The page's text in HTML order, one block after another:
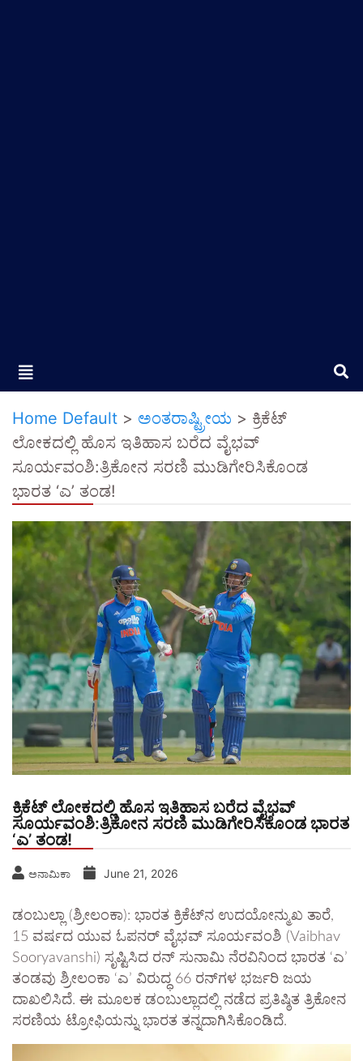
Home Default > ಅಂತರಾಷ್ಟ್ರೀಯ > ಕ್ರಿಕೆಟ್
ಲೋಕದಲ್ಲಿ ಹೊಸ ಇತಿಹಾಸ ಬರೆದ ವೈಭವ್
ಸೂರ್ಯವಂಶಿ:ತ್ರಿಕೋನ ಸರಣಿ ಮುಡಿಗೇರಿಸಿಕೊಂಡ
ಭಾರತ ‘ಎ’ ತಂಡ!
ಕ್ರಿಕೆಟ್ ಲೋಕದಲ್ಲಿ ಹೊಸ ಇತಿಹಾಸ ಬರೆದ ವೈಭವ್
ಸೂರ್ಯವಂಶಿ:ತ್ರಿಕೋನ ಸರಣಿ ಮುಡಿಗೇರಿಸಿಕೊಂಡ ಭಾರತ
‘ಎ’ ತಂಡ!
ಅನಾಮಿಕಾ June 21, 2026
​ಡಂಬುಲ್ಲಾ (ಶ್ರೀಲಂಕಾ): ಭಾರತ ಕ್ರಿಕೆಟ್‌ನ ಉದಯೋನ್ಮುಖ ತಾರೆ,
15 ವರ್ಷದ ಯುವ ಓಪನರ್ ವೈಭವ್ ಸೂರ್ಯವಂಶಿ (Vaibhav
Sooryavanshi) ಸೃಷ್ಟಿಸಿದ ರನ್ ಸುನಾಮಿ ನೆರವಿನಿಂದ ಭಾರತ ‘ಎ’
ತಂಡವು ಶ್ರೀಲಂಕಾ ‘ಎ’ ವಿರುದ್ಧ 66 ರನ್‌ಗಳ ಭರ್ಜರಿ ಜಯ
ದಾಖಲಿಸಿದೆ. ಈ ಮೂಲಕ ಡಂಬುಲ್ಲಾದಲ್ಲಿ ನಡೆದ ಪ್ರತಿಷ್ಠಿತ ತ್ರಿಕೋನ
ಸರಣಿಯ ಟ್ರೋಫಿಯನ್ನು ಭಾರತ ತನ್ನದಾಗಿಸಿಕೊಂಡಿದೆ.​